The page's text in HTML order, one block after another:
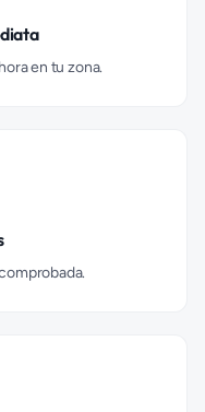
en tu zona.